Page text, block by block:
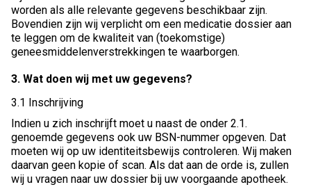
worden als alle relevante gegevens beschikbaar zijn.
Bovendien zijn wij verplicht om een medicatie dossier aan
te leggen om de kwaliteit van (toekomstige)
geneesmiddelenverstrekkingen te waarborgen.
3. Wat doen wij met uw gegevens?
3.1 Inschrijving
Indien u zich inschrijft moet u naast de onder 2.1.
genoemde gegevens ook uw BSN-nummer opgeven. Dat
moeten wij op uw identiteitsbewijs controleren. Wij maken
daarvan geen kopie of scan. Als dat aan de orde is, zullen
wij u vragen naar uw dossier bij uw voorgaande apotheek.